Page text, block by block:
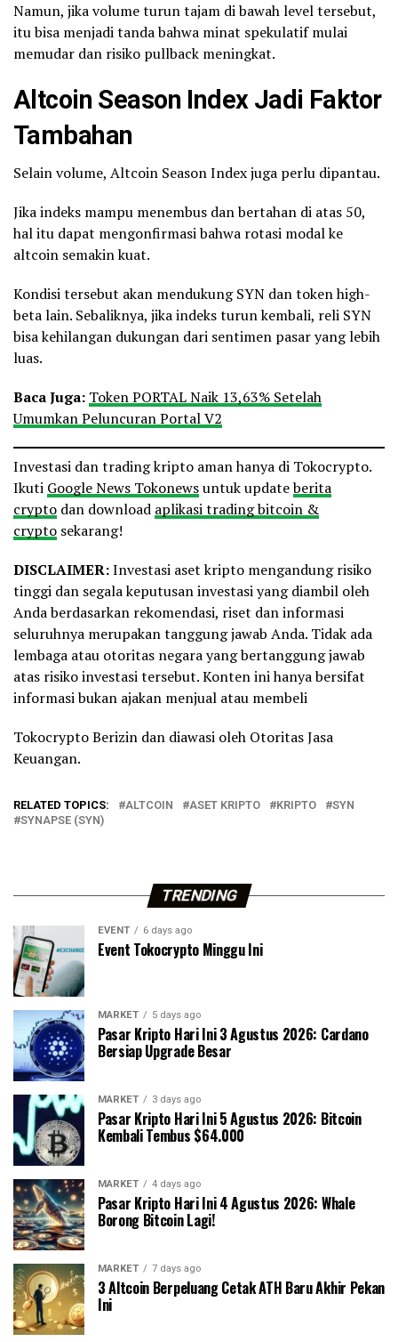
Namun, jika volume turun tajam di bawah level tersebut,
itu bisa menjadi tanda bahwa minat spekulatif mulai
memudar dan risiko pullback meningkat.
Altcoin Season Index Jadi Faktor
Tambahan
Selain volume, Altcoin Season Index juga perlu dipantau.
Jika indeks mampu menembus dan bertahan di atas 50,
hal itu dapat mengonfirmasi bahwa rotasi modal ke
altcoin semakin kuat.
Kondisi tersebut akan mendukung SYN dan token high-
beta lain. Sebaliknya, jika indeks turun kembali, reli SYN
bisa kehilangan dukungan dari sentimen pasar yang lebih
luas.
Baca Juga: Token PORTAL Naik 13,63% Setelah
Umumkan Peluncuran Portal V2
Investasi dan trading kripto aman hanya di Tokocrypto.
Ikuti Google News Tokonewsuntuk updateberita
crypto dan download aplikasi trading bitcoin &
crypto sekarang!
DISCLAIMER:Investasi aset kripto mengandung risiko
tinggi dan segala keputusan investasi yang diambil oleh
Anda berdasarkan rekomendasi, riset dan informasi
seluruhnya merupakan tanggung jawab Anda. Tidak ada
lembaga atau otoritas negara yang bertanggung jawab
atas risiko investasi tersebut. Konten ini hanya bersifat
informasi bukan ajakan menjual atau membeli
Tokocrypto Berizin dan diawasi oleh Otoritas Jasa
Keuangan.
RELATED TOPICS: ALTCOIN ASET KRIPTO KRIPTO
SYN
SYNAPSE (SYN)
TRENDING
EVENT 6 days ago
Event Tokocrypto Minggu Ini
MARKET 5 days ago
Pasar Kripto Hari Ini 3 Agustus 2026: Cardano
Bersiap Upgrade Besar
MARKET 3 days ago
Pasar Kripto Hari Ini 5 Agustus 2026: Bitcoin
Kembali Tembus $64.000
MARKET 4 days ago
Pasar Kripto Hari Ini 4 Agustus 2026: Whale
Borong Bitcoin Lagi!
MARKET 7 days ago
3 Altcoin Berpeluang Cetak ATH Baru Akhir Pekan
Ini